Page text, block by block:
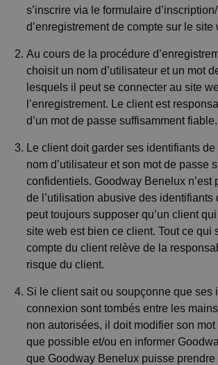
s’inscrire via le formulaire
d’enregistrement de compte sur le site
Au cours de la procédure
choisit un nom d’utilisateur et un mot
lesquels il peut se connecter au site
l’enregistrement. Le client est
d’un mot de passe suffisamment fiable.
Le client doit garder ses identifiants
nom d’utilisateur et son mot de passe
confidentiels. Goodway Benelux n’est
de l’utilisation abusive des identifiants
peut toujours supposer qu’un client
site web est bien ce client. Tout ce qui
compte du client relève de la
risque du client.
Si le client sait ou soupçonne que ses
connexion sont tombés entre les
non autorisées, il doit modifier son
que possible et/ou en informer
que Goodway Benelux puisse prendre